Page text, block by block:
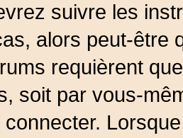
suivre les
alors peut-être
requièrent
soit par vous-